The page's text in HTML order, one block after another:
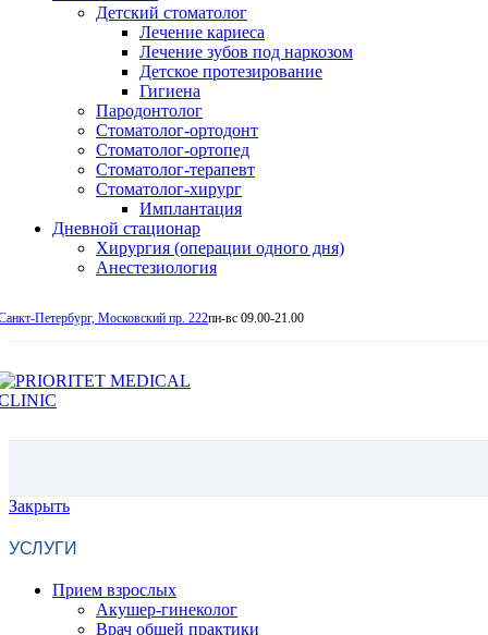
Детский стоматолог
Лечение кариеса
Лечение зубов под наркозом
Детское протезирование
Гигиена
Пародонтолог
Стоматолог-ортодонт
Стоматолог-ортопед
Стоматолог-терапевт
Стоматолог-хирург
Имплантация
Дневной стационар
Хирургия (операции одного дня)
Анестезиология
Петербург, Московский пр. 222пн-вс 09.00-21.00
Закрыть
УСЛУГИ
Прием взрослых
Акушер-гинеколог
Врач общей практики